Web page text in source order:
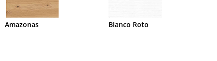
Amazonas Blanco Roto